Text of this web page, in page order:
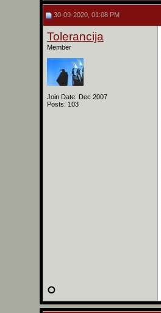
30-09-2020, 01:08 PM
Tolerancija
Member
Join Date: Dec 2007
Posts: 103